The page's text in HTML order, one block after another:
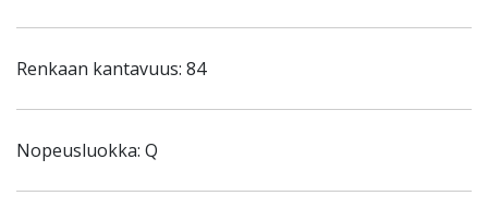
Renkaan kantavuus: 84
Nopeusluokka: Q